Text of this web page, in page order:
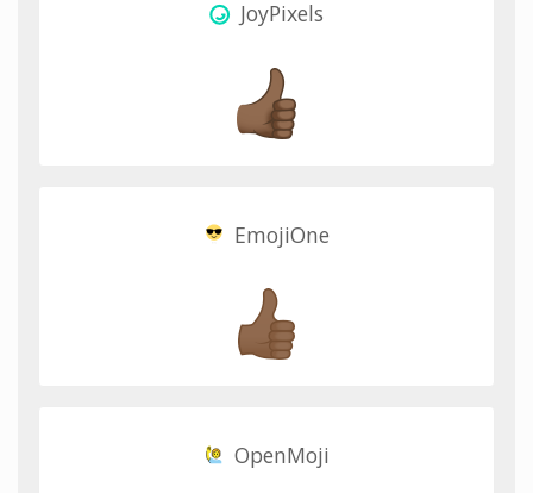
JoyPixels
EmojiOne
OpenMoji